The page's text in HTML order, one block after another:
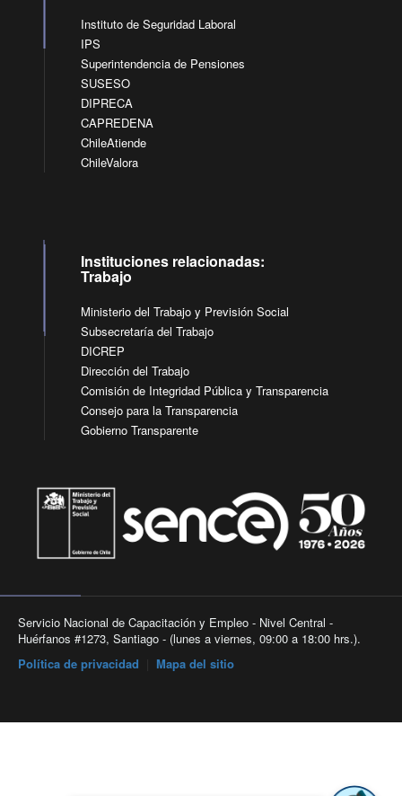
Instituto de Seguridad Laboral
IPS
Superintendencia de Pensiones
SUSESO
DIPRECA
CAPREDENA
ChileAtiende
ChileValora
Instituciones relacionadas:
Trabajo
Ministerio del Trabajo y Previsión Social
Subsecretaría del Trabajo
DICREP
Dirección del Trabajo
Comisión de Integridad Pública y Transparencia
Consejo para la Transparencia
Gobierno Transparente
Servicio Nacional de Capacitación y Empleo - Nivel Central -
Huérfanos #1273, Santiago - (lunes a viernes, 09:00 a 18:00 hrs.).
Política de privacidad
Mapa del sitio